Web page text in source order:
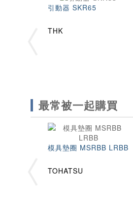
引動器 SKR65
THK
最常被一起購買
模具墊圈 MSRBB LRBB
TOHATSU